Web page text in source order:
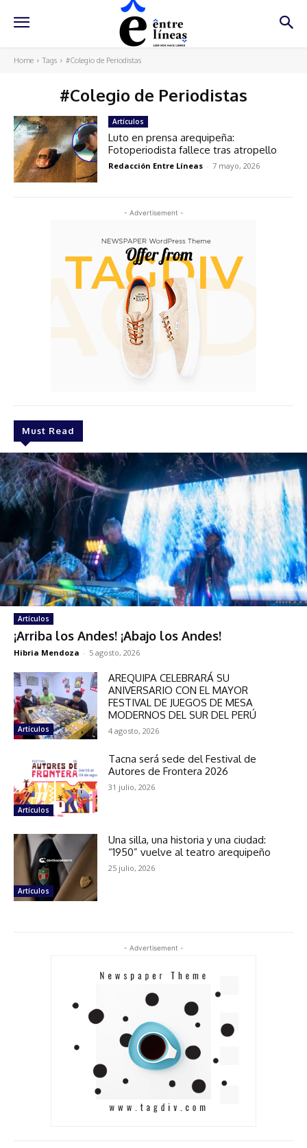
Home Tags #Colegio de Periodistas
#Colegio de Periodistas
- Advertisement -
Must Read
Artículos
¡Arriba los Andes! ¡Abajo los Andes!
Hibria Mendoza - 5 agosto, 2026
Artículos
AREQUIPA CELEBRARÁ SU
ANIVERSARIO CON EL MAYOR
FESTIVAL DE JUEGOS DE MESA
MODERNOS DEL SUR DEL PERÚ
4 agosto, 2026
Artículos
Tacna será sede del Festival de
Autores de Frontera 2026
31 julio, 2026
Artículos
Una silla, una historia y una ciudad:
“1950” vuelve al teatro arequipeño
25 julio, 2026
Artículos
Luto en prensa arequipeña:
Fotoperiodista fallece tras atropello
Redacción Entre Líneas - 7 mayo, 2026
- Advertisement -